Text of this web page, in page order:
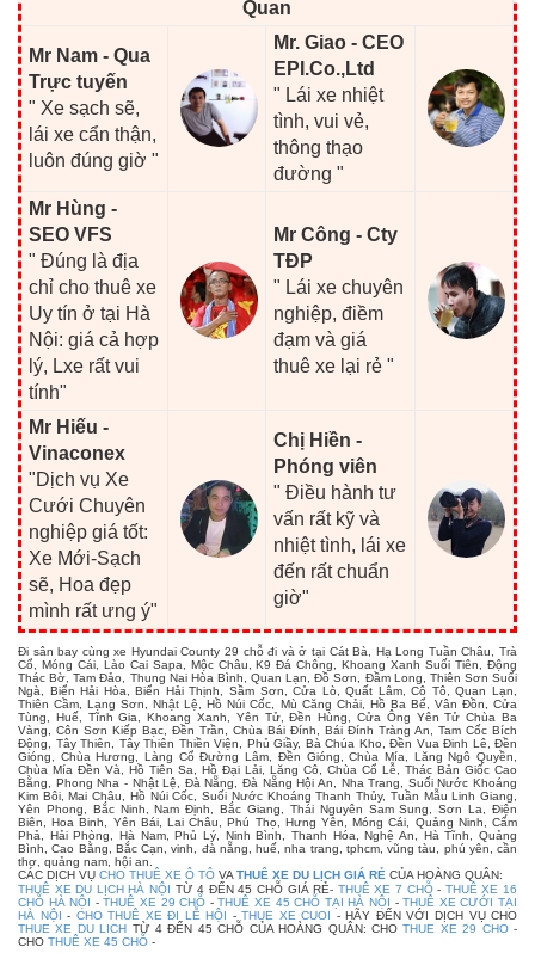
Quan
Mr Nam - Qua
Trực tuyến
" Xe sạch sẽ,
lái xe cẩn thận,
luôn đúng giờ "
Mr. Giao - CEO
EPI.Co.,Ltd
" Lái xe nhiệt
tình, vui vẻ,
thông thạo
đường "
Mr Hùng -
SEO VFS
" Đúng là địa
chỉ cho thuê xe
Uy tín ở tại Hà
Nội: giá cả hợp
lý, Lxe rất vui
tính"
Mr Công - Cty
TĐP
" Lái xe chuyên
nghiệp, điềm
đạm và giá
thuê xe lại rẻ "
Mr Hiếu -
Vinaconex
"Dịch vụ Xe
Cưới Chuyên
nghiệp giá tốt:
Xe Mới-Sạch
sẽ, Hoa đẹp
mình rất ưng ý"
Chị Hiền -
Phóng viên
" Điều hành tư
vấn rất kỹ và
nhiệt tình, lái xe
đến rất chuẩn
giờ"
Đi sân bay cùng xe Hyundai County 29 chỗ đi và ở tại Cát Bà, Hạ Long Tuần Châu, Trà
Cổ, Móng Cái, Lào Cai Sapa, Mộc Châu, K9 Đá Chông, Khoang Xanh Suối Tiên, Động
Thác Bờ, Tam Đảo, Thung Nai Hòa Bình, Quan Lạn, Đồ Sơn, Đầm Long, Thiên Sơn Suối
Ngà, Biển Hải Hòa, Biển Hải Thịnh, Sầm Sơn, Cửa Lò, Quất Lâm, Cô Tô, Quan Lạn,
Thiên Cầm, Lạng Sơn, Nhật Lệ, Hồ Núi Cốc, Mù Căng Chải, Hồ Ba Bể, Vân Đồn, Cửa
Tùng, Huế, Tĩnh Gia, Khoang Xanh, Yên Tử, Đền Hùng, Cửa Ông Yên Tử Chùa Ba
Vàng, Côn Sơn Kiếp Bạc, Đền Trần, Chùa Bái Đính, Bái Đính Tràng An, Tam Cốc Bích
Động, Tây Thiên, Tây Thiên Thiền Viện, Phủ Giầy, Bà Chúa Kho, Đền Vua Đinh Lê, Đền
Gióng, Chùa Hương, Làng Cổ Đường Lâm, Đền Gióng, Chùa Mía, Lăng Ngô Quyền,
Chùa Mía Đền Và, Hồ Tiên Sa, Hồ Đại Lải, Lăng Cô, Chùa Cổ Lễ, Thác Bản Giốc Cao
Bằng, Phong Nha - Nhật Lệ, Đà Nẵng, Đà Nẵng Hội An, Nha Trang, Suối Nước Khoáng
Kim Bôi, Mai Châu, Hồ Núi Cốc, Suối Nước Khoáng Thanh Thủy, Tuần Mẫu Linh Giang,
Yên Phong, Bắc Ninh, Nam Định, Bắc Giang, Thái Nguyên Sam Sung, Sơn La, Điện
Biên, Hoa Binh, Yên Bái, Lai Châu, Phú Thọ, Hưng Yên, Móng Cái, Quảng Ninh, Cẩm
Phả, Hải Phòng, Hà Nam, Phủ Lý, Ninh Bình, Thanh Hóa, Nghệ An, Hà Tĩnh, Quảng
Bình, Cao Bằng, Bắc Cạn, vinh, đà nẵng, huế, nha trang, tphcm, vũng tàu, phú yên, cần
thơ, quảng nam, hội an.
CÁC DỊCH VỤ CHO THUÊ XE Ô TÔ VA THUÊ XE DU LỊCH GIÁ RẺ CỦA HOÀNG QUÂN:
THUÊ XE DU LỊCH HÀ NỘI TỪ 4 ĐẾN 45 CHỖ GIÁ RẺ- THUÊ XE 7 CHỖ- THUÊ XE 16
CHỖ HÀ NỘI -THUÊ XE 29 CHỖ -THUÊ XE 45 CHỖ TẠI HÀ NỘI -THUÊ XE CƯỚI TẠI
HÀ NỘI - CHO THUÊ XE ĐI LỄ HỘI -THUE XE CUOI - HÃY ĐẾN VỚI DỊCH VỤ CHO
THUE XE DU LICH TỪ 4 ĐẾN 45 CHỖ CỦA HOÀNG QUÂN: CHOTHUE XE 29 CHO-
CHO THUÊ XE 45 CHỖ -